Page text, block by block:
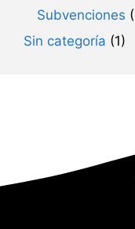
Subvenciones
Sin categoría (1)